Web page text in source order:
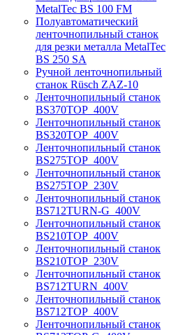
MetalTec BS 100 FM
Полуавтоматический
ленточнопильный станок
для резки металла MetalTec
BS 250 SA
Ручной ленточнопильный
станок Rüsch ZAZ-10
Ленточнопильный станок
BS370TOP_400V
Ленточнопильный станок
BS320TOP_400V
Ленточнопильный станок
BS275TOP_400V
Ленточнопильный станок
BS275TOP_230V
Ленточнопильный станок
BS712TURN-G_400V
Ленточнопильный станок
BS210TOP_400V
Ленточнопильный станок
BS210TOP_230V
Ленточнопильный станок
BS712TURN_400V
Ленточнопильный станок
BS712TOP_400V
Ленточнопильный станок